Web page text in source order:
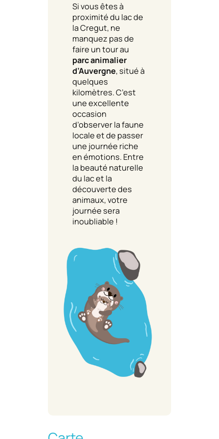
Si vous êtes à
proximité du lac de
la Cregut, ne
manquez pas de
faire un tour au
parc animalier
d’Auvergne, situé à
quelques
kilomètres. C’est
une excellente
occasion
d’observer la faune
locale et de passer
une journée riche
en émotions. Entre
la beauté naturelle
du lac et la
découverte des
animaux, votre
journée sera
inoubliable !